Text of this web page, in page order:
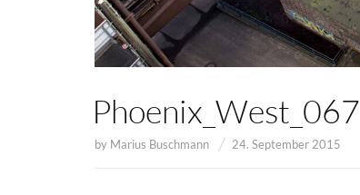
Phoenix_West_067
by Marius Buschmann 24. September 2015